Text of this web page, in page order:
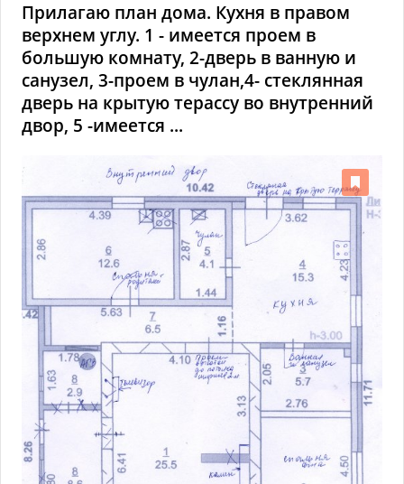
Прилагаю план дома. Кухня в правом
верхнем углу. 1 - имеется проем в
большую комнату, 2-дверь в ванную и
санузел, 3-проем в чулан,4- стеклянная
дверь на крытую терассу во внутренний
двор, 5 -имеется ...